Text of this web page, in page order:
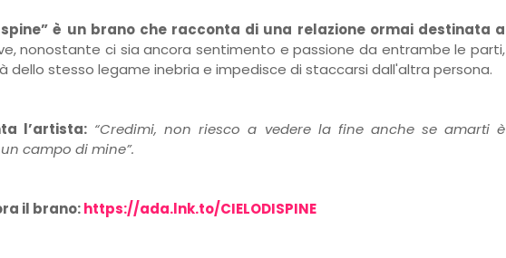
spine” è un brano che racconta di una relazione ormai destinata a
nonostante ci sia ancora sentimento e passione da entrambe le parti,
dello stesso legame inebria e impedisce di staccarsi dall'altra persona.
l’artista: “Credimi, non riesco a vedere la fine anche se amarti è
campo di mine”.
il brano:https://ada.lnk.to/CIELODISPINE